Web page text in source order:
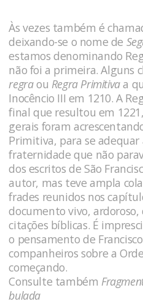
Às vezes também é
deixando-se o nome de
estamos denominando
não foi a primeira. Alguns
regraou Regra Primitivaa
Inocêncio III em 1210. A
final que resultou em
gerais foram
Primitiva, para se adequar
fraternidade que não
dos escritos de São
autor, mas teve ampla
frades reunidos nos
documento vivo, ardoroso,
citações bíblicas. É
o pensamento de
companheiros sobre a
começando.
Consulte também
bulada